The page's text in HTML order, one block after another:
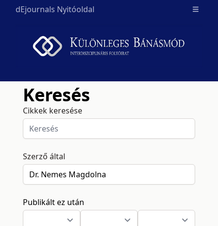
dEjournals Nyitóoldal Open
Keresés
Cikkek keresése
Szerző által
Publikált ez után